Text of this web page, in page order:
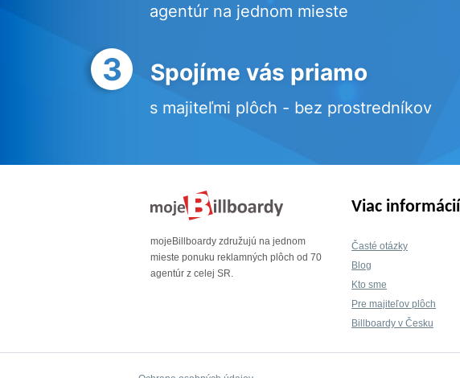
agentúr na jednom mieste
3 Spojíme vás priamo
s majiteľmi plôch - bez prostredníkov
mojeBillboardy združujú na jednom
mieste ponuku reklamných plôch od 70
agentúr z celej SR.
Viac informácií
Časté otázky
Blog
Kto sme
Pre majiteľov plôch
Billboardy v Česku